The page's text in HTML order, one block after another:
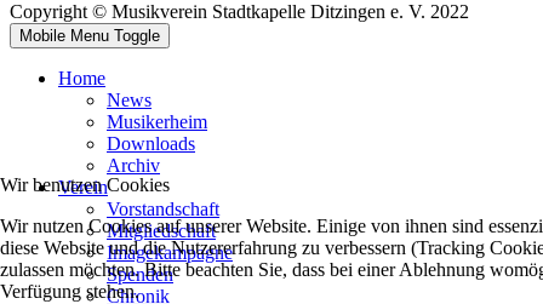
Copyright © Musikverein Stadtkapelle Ditzingen e. V. 2022
Mobile Menu Toggle
Home
News
Musikerheim
Downloads
Archiv
Verein
Vorstandschaft
Mitgliedschaft
Imagekampagne
Spenden
Chronik
Wir benutzen Cookies
Wir nutzen Cookies auf unserer Website. Einige von ihnen sind
diese Website und die Nutzererfahrung zu verbessern (Tracking
zulassen möchten. Bitte beachten Sie, dass bei einer Ablehnung
Verfügung stehen.